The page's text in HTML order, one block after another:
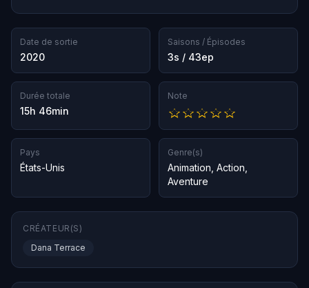
Date de sortie
2020
Saisons / Épisodes
3s / 43ep
Durée totale
15h 46min
Note
Pays
États-Unis
Genre(s)
Animation Action
Aventure
CRÉATEUR(S)
Dana Terrace